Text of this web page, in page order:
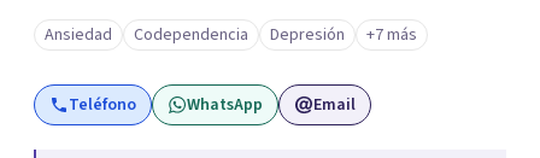
estabilidad, alivio sintomático y transformación
profunda, avanzando a un ritmo acorde a la historia y
necesidades de cada persona. Si buscas un
acompañamiento profesional, humano y comprometido
Ansiedad Codependencia Depresión +7 más
Teléfono WhatsApp Email